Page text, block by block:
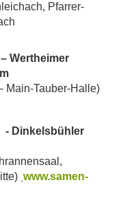
Pfarrer-
Wertheimer
Main-Tauber-Halle)
- Dinkelsbühler
www.samen-